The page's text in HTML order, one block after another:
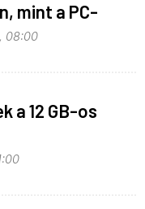
mint a PC-
08:00
a 12 GB-os